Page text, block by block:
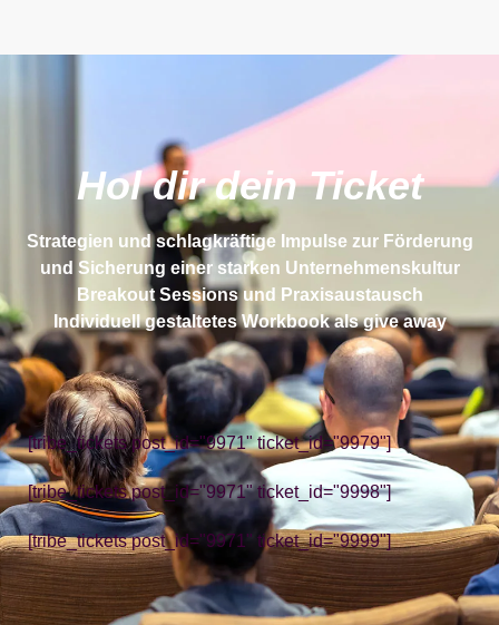
Hol dir dein Ticket
Strategien und schlagkräftige Impulse zur Förderung
und Sicherung einer starken Unternehmenskultur
Breakout Sessions und Praxisaustausch
Individuell gestaltetes Workbook als give away
[tribe_tickets post_id="9971" ticket_id="9979"]
[tribe_tickets post_id="9971" ticket_id="9998"]
[tribe_tickets post_id="9971" ticket_id="9999"]